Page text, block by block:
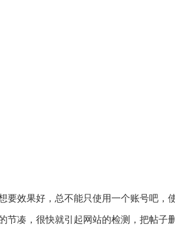
要效果好，总不能只使用一个账号吧
节凑，很快就引起网站的检测，把帖子